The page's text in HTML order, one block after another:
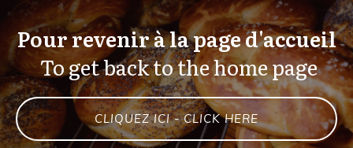
Pour revenir à la page d'accueil
To get back to the home page
CLIQUEZ ICI - CLICK HERE